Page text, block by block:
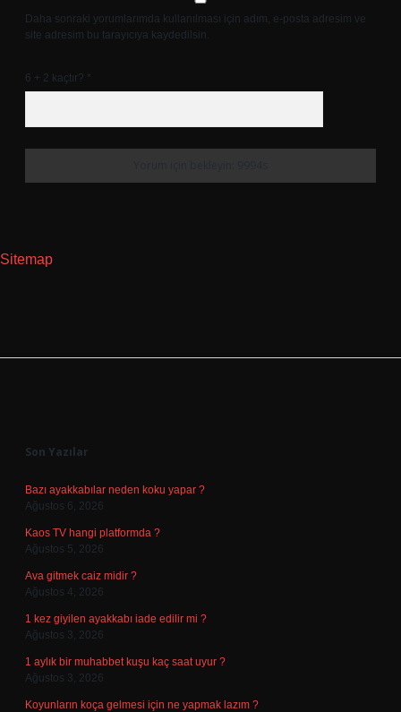
Daha sonraki yorumlarımda kullanılması için adım, e-posta adresim ve
site adresim bu tarayıcıya kaydedilsin.
6 + 2 kaçtır? *
Sitemap
Son Yazılar
Bazı ayakkabılar neden koku yapar ?
Ağustos 6, 2026
Kaos TV hangi platformda ?
Ağustos 5, 2026
Ava gitmek caiz midir ?
Ağustos 4, 2026
1 kez giyilen ayakkabı iade edilir mi ?
Ağustos 3, 2026
1 aylık bir muhabbet kuşu kaç saat uyur ?
Ağustos 3, 2026
Koyunların koça gelmesi için ne yapmak lazım ?